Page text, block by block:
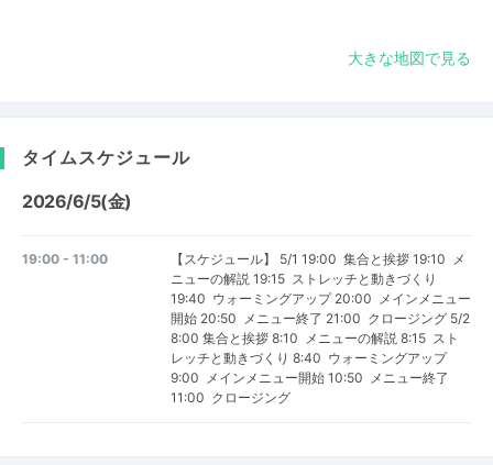
大きな地図で見る
タイムスケジュール
2026/6/5(金)
19:00 - 11:00
【スケジュール】 5/1 19:00 集合と挨拶 19:10 メ
ニューの解説 19:15 ストレッチと動きづくり
19:40 ウォーミングアップ 20:00 メインメニュー
開始 20:50 メニュー終了 21:00 クロージング 5/2
8:00 集合と挨拶 8:10 メニューの解説 8:15 スト
レッチと動きづくり 8:40 ウォーミングアップ
9:00 メインメニュー開始 10:50 メニュー終了
11:00 クロージング